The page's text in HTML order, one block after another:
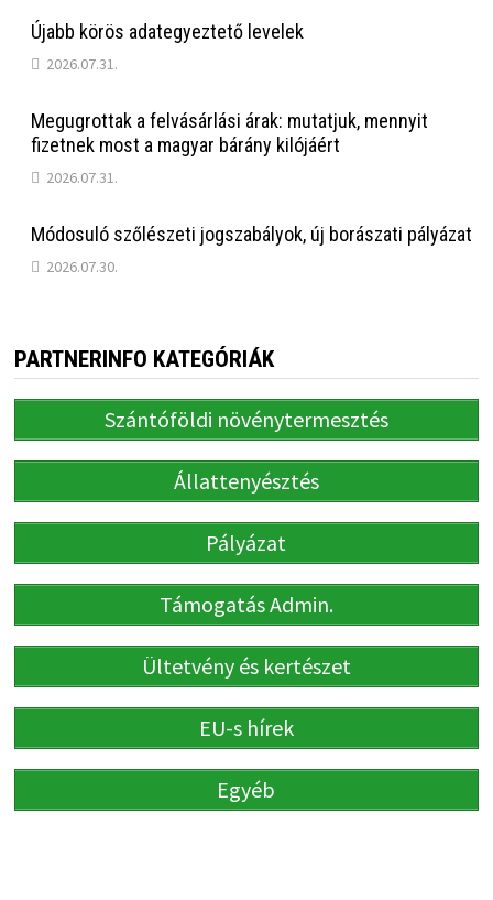
Újabb körös adategyeztető levelek
2026.07.31.
Megugrottak a felvásárlási árak: mutatjuk, mennyit
fizetnek most a magyar bárány kilójáért
2026.07.31.
Módosuló szőlészeti jogszabályok, új borászati pályázat
2026.07.30.
PARTNERINFO KATEGÓRIÁK
Szántóföldi növénytermesztés
Állattenyésztés
Pályázat
Támogatás Admin.
Ültetvény és kertészet
EU-s hírek
Egyéb